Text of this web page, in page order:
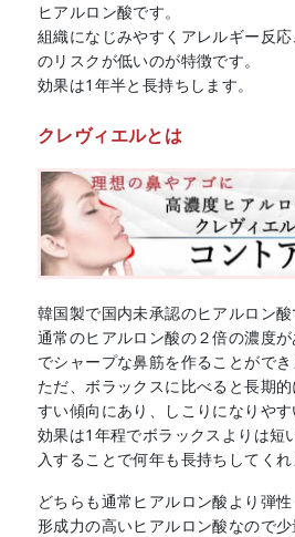
ヒアルロン酸です。
組織になじみやすくアレルギー反
のリスクが低いのが特徴です。
効果は1年半と長持ちします。
クレヴィエルとは
韓国製で国内未承認のヒアルロン酸
通常のヒアルロン酸の２倍の濃度
でシャープな鼻筋を作ることができ
ただ、ボラックスに比べると長期
すい傾向にあり、しこりになりやす
効果は1年程でボラックスよりは短
入することで何年も長持ちしてくれ
どちらも通常ヒアルロン酸より弾
形成力の高いヒアルロン酸なので